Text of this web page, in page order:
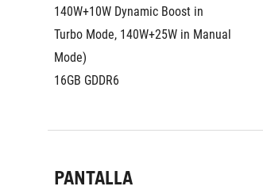
140W+10W Dynamic Boost in
Turbo Mode, 140W+25W in Manual
Mode)
16GB GDDR6
PANTALLA